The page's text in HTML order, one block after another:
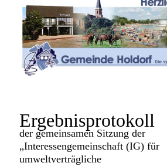
Ergebnisprotokoll
der gemeinsamen Sitzung der
Interessengemeinschaft (IG) für
umweltverträgliche